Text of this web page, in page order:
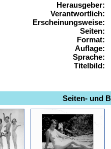
Herausgeber:
Verantwortlich:
Erscheinungsweise:
Seiten:
Format:
Auflage:
Sprache:
Titelbild:
Seiten- und